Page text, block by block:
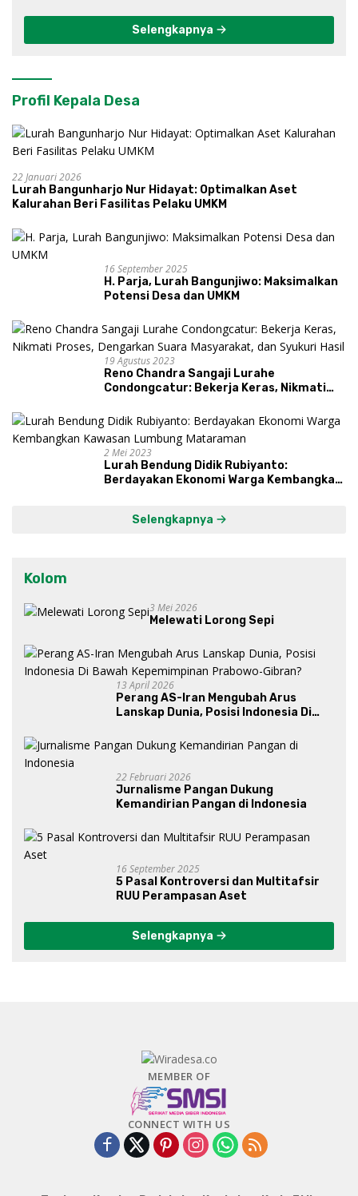
Selengkapnya
Profil Kepala Desa
22 Januari 2026
Lurah Bangunharjo Nur Hidayat: Optimalkan Aset
Kalurahan Beri Fasilitas Pelaku UMKM
16 September 2025
H. Parja, Lurah Bangunjiwo: Maksimalkan
Potensi Desa dan UMKM
19 Agustus 2023
Reno Chandra Sangaji Lurahe
Condongcatur: Bekerja Keras, Nikmati
dan Syukuri Hasil
2 Mei 2023
Lurah Bendung Didik Rubiyanto:
Berdayakan Ekonomi Warga Kembangkan
Selengkapnya
Kolom
3 Mei 2026
Melewati Lorong Sepi
13 April 2026
Perang AS-Iran Mengubah Arus
Lanskap Dunia, Posisi Indonesia Di
Gibran?
22 Februari 2026
Jurnalisme Pangan Dukung
Kemandirian Pangan di Indonesia
16 September 2025
5 Pasal Kontroversi dan Multitafsir
RUU Perampasan Aset
Selengkapnya
MEMBER OF
CONNECT WITH US